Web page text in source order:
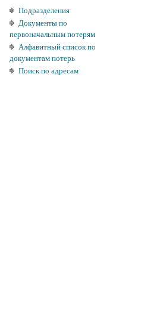
Подразделения
Документы по
первоначальным потерям
Алфавитный список по
документам потерь
Поиск по адресам